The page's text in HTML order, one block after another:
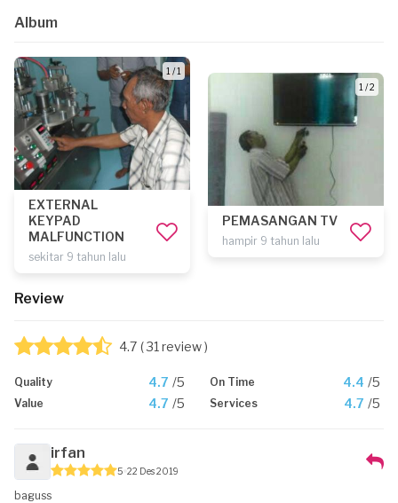
Album
1 / 1
EXTERNAL
KEYPAD
MALFUNCTION
sekitar 9 tahun lalu
1 / 2
PEMASANGAN TV
hampir 9 tahun lalu
Review
4.7 ( 31 review )
Quality 4.7 /5 On Time 4.4 /5
Value 4.7 /5 Services 4.7 /5
irfan
5 22 Des 2019
baguss